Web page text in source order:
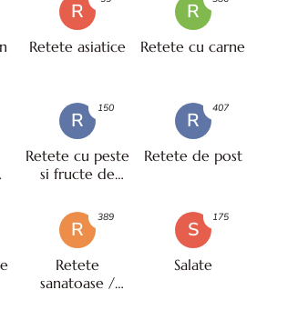
R
Retete asiatice
R
Retete cu carne
R
Retete cu peste
si fructe de
150
R
Retete de post
407
R
Retete
sanatoase /
389
S
Salate
175